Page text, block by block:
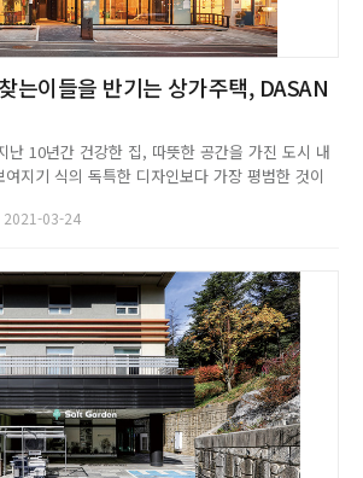
는이들을 반기는 상가주택, DASAN
난 10년간 건강한 집, 따뜻한 공간을 가진 도시 내
지기 식의 독특한 디자인보다 가장 평범한 것이
간을 구성하고 있으며, 재료 하나하나의 접합과
2021-03-24